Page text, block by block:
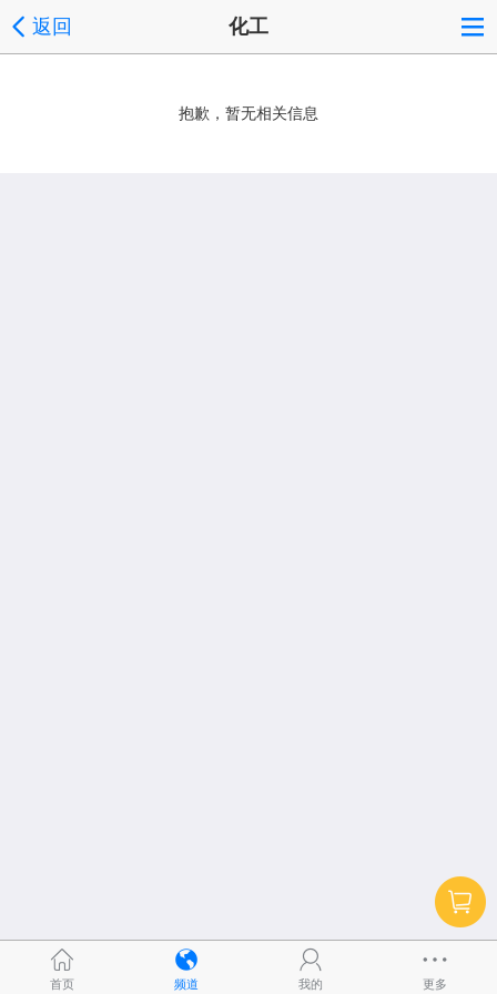
返回 化工
抱歉，暂无相关信息
首页 频道 我的 更多